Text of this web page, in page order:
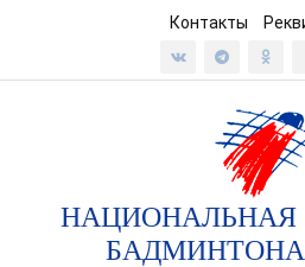
Контакты
НАЦИОНАЛЬНАЯ